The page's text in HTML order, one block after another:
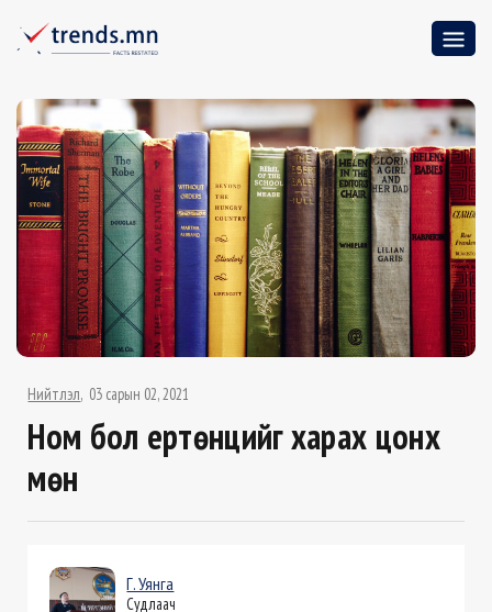
Нийтлэл 03 сарын 02, 2021
Ном бол ертөнцийг харах цонх
мөн
Г. Уянга
Судлаач